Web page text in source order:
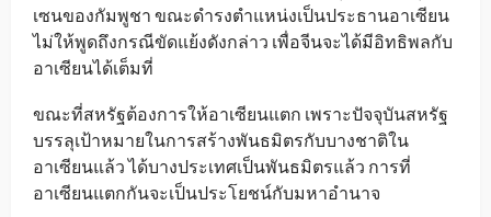
เซนของกัมพูชา ขณะดำรงตำแหน่งเป็นประธานอาเซียน
ไม่ให้พูดถึงกรณีขัดแย้งดังกล่าว เพื่อจีนจะได้มีอิทธิพลกับ
อาเซียนได้เต็มที่
ขณะที่สหรัฐต้องการให้อาเซียนแตก เพราะปัจจุบันสหรัฐ
บรรลุเป้าหมายในการสร้างพันธมิตรกับบางชาติใน
อาเซียนแล้ว ได้บางประเทศเป็นพันธมิตรแล้ว การที่
อาเซียนแตกกันจะเป็นประโยชน์กับมหาอำนาจ